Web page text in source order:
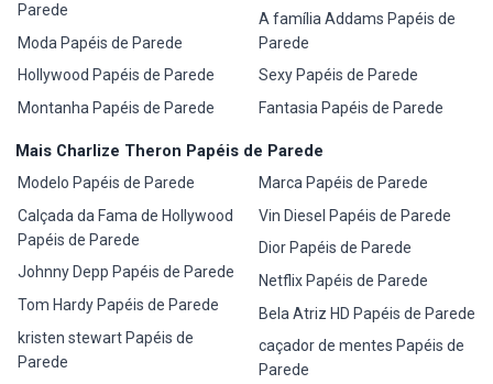
Parede
Moda Papéis de Parede
Hollywood Papéis de Parede
Montanha Papéis de Parede
A família Addams Papéis de
Parede
Sexy Papéis de Parede
Fantasia Papéis de Parede
Mais Charlize Theron Papéis de Parede
Modelo Papéis de Parede
Calçada da Fama de Hollywood
Papéis de Parede
Johnny Depp Papéis de Parede
Tom Hardy Papéis de Parede
kristen stewart Papéis de
Parede
Marca Papéis de Parede
Vin Diesel Papéis de Parede
Dior Papéis de Parede
Netflix Papéis de Parede
Bela Atriz HD Papéis de Parede
caçador de mentes Papéis de
Parede